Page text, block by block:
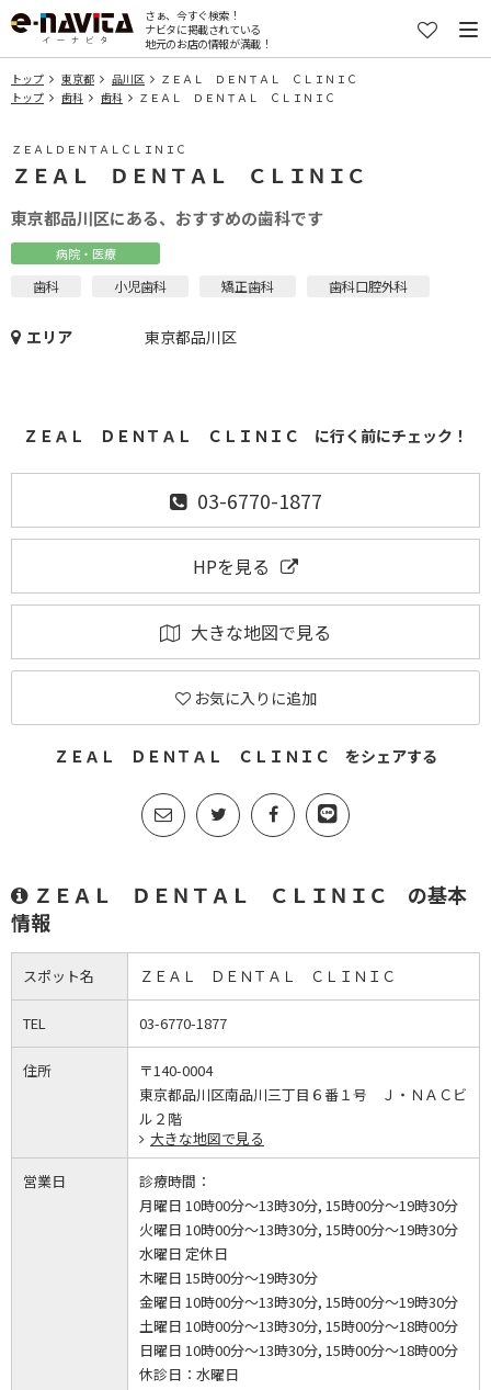
さぁ、今すぐ検索！
ナビタに掲載されている
地元のお店の情報が満載！
トップ 東京都 品川区
ＺＥＡＬ ＤＥＮＴＡＬ ＣＬＩＮＩＣ
トップ
歯科 歯科 ＺＥＡＬ ＤＥＮＴＡＬ ＣＬＩＮＩＣ
ＺＥＡＬＤＥＮＴＡＬＣＬＩＮＩＣ
ＺＥＡＬ ＤＥＮＴＡＬ ＣＬＩＮＩＣ
東京都品川区にある、おすすめの歯科です
病院・医療
歯科 小児歯科 矯正歯科 歯科口腔外科
エリア 東京都品川区
ＺＥＡＬ ＤＥＮＴＡＬ ＣＬＩＮＩＣ に行く前にチェック！
03-6770-1877
HPを見る
大きな地図で見る
お気に入りに追加
ＺＥＡＬ ＤＥＮＴＡＬ ＣＬＩＮＩＣ をシェアする
ＺＥＡＬ ＤＥＮＴＡＬ ＣＬＩＮＩＣ の基本
情報
スポット名 ＺＥＡＬ ＤＥＮＴＡＬ ＣＬＩＮＩＣ
TEL 03-6770-1877
住所
〒140-0004
東京都品川区南品川三丁目６番１号 Ｊ・ＮＡＣビ
ル２階
大きな地図で見る
営業日
診療時間：
月曜日 10時00分～13時30分, 15時00分～19時30分
火曜日 10時00分～13時30分, 15時00分～19時30分
水曜日 定休日
木曜日 15時00分～19時30分
金曜日 10時00分～13時30分, 15時00分～19時30分
土曜日 10時00分～13時30分, 15時00分～18時00分
日曜日 10時00分～13時30分, 15時00分～18時00分
休診日： 水曜日